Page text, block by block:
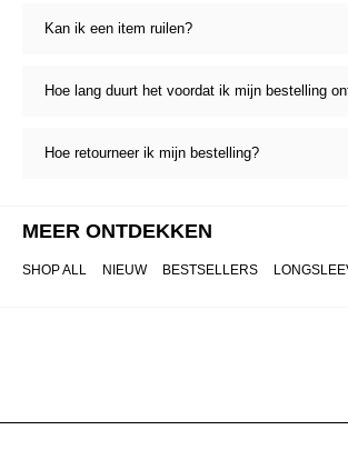
Kan ik een item ruilen?
Hoe lang duurt het voordat ik mijn bestelling
Hoe retourneer ik mijn bestelling?
MEER ONTDEKKEN
SHOP ALL NIEUW BESTSELLERS